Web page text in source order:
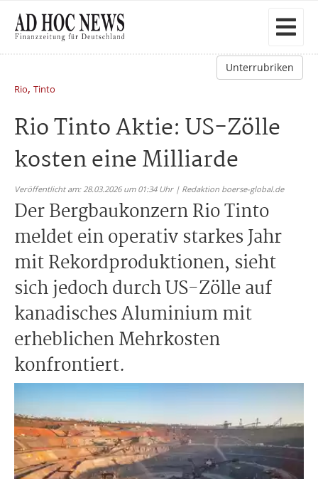
Unterrubriken
Rio, Tinto
Rio Tinto Aktie: US-Zölle
kosten eine Milliarde
Veröffentlicht am: 28.03.2026 um 01:34 Uhr | Redaktion boerse-global.de
Der Bergbaukonzern Rio Tinto
meldet ein operativ starkes Jahr
mit Rekordproduktionen, sieht
sich jedoch durch US-Zölle auf
kanadisches Aluminium mit
erheblichen Mehrkosten
konfrontiert.